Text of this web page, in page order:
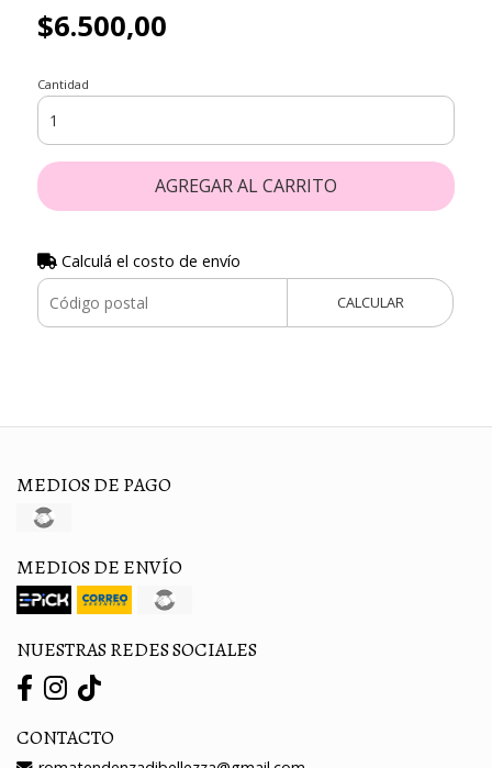
$6.500,00
Cantidad
AGREGAR AL CARRITO
Calculá el costo de envío
CALCULAR
MEDIOS DE PAGO
MEDIOS DE ENVÍO
NUESTRAS REDES SOCIALES
CONTACTO